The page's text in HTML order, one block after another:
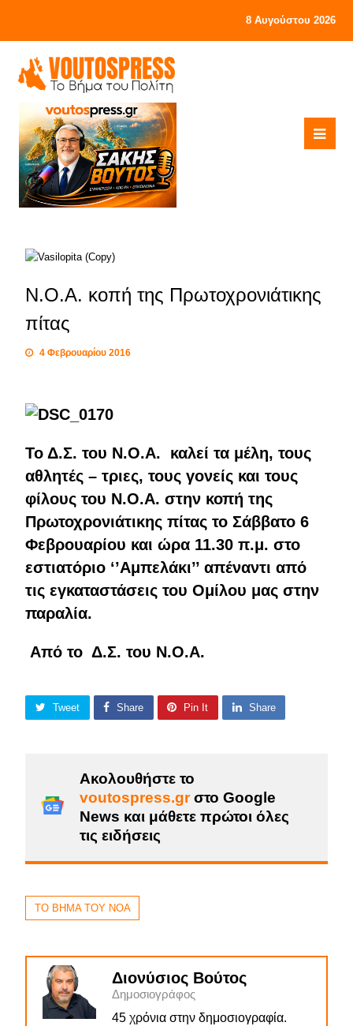
8 Αυγούστου 2026
Ν.Ο.Α. κοπή της Πρωτοχρονιάτικης
πίτας
4 Φεβρουαρίου 2016
Το Δ.Σ. του Ν.Ο.Α. καλεί τα μέλη, τους
αθλητές – τριες, τους γονείς και τους
φίλους του Ν.Ο.Α. στην κοπή της
Πρωτοχρονιάτικης πίτας το Σάββατο 6
Φεβρουαρίου και ώρα 11.30 π.μ. στο
εστιατόριο ‘’Αμπελάκι’’ απέναντι από
τις εγκαταστάσεις του Ομίλου μας στην
παραλία.
Από το Δ.Σ. του Ν.Ο.Α.
Tweet Share Pin It Share
Ακολουθήστε το
voutospress.grστο Google
News και μάθετε πρώτοι όλες
τις ειδήσεις
ΤΟ ΒΗΜΑ ΤΟΥ ΝΟΑ
Διονύσιος Βούτος
Δημοσιογράφος
45 χρόνια στην δημοσιογραφία.